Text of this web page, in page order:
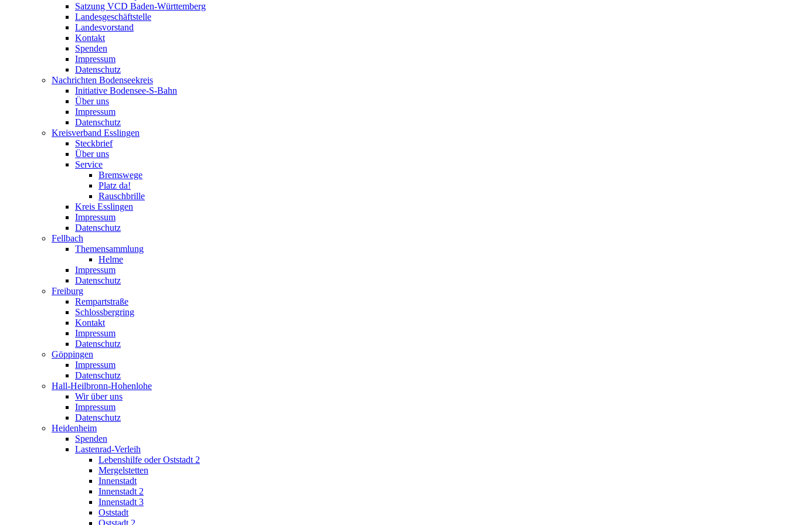
Satzung VCD Baden-Württemberg
Landesgeschäftstelle
Landesvorstand
Kontakt
Spenden
Impressum
Datenschutz
Nachrichten Bodenseekreis
Initiative Bodensee-S-Bahn
Über uns
Impressum
Datenschutz
Kreisverband Esslingen
Steckbrief
Über uns
Service
Bremswege
Platz da!
Rauschbrille
Kreis Esslingen
Impressum
Datenschutz
Fellbach
Themensammlung
Helme
Impressum
Datenschutz
Freiburg
Rempartstraße
Schlossbergring
Kontakt
Impressum
Datenschutz
Göppingen
Impressum
Datenschutz
Hall-Heilbronn-Hohenlohe
Wir über uns
Impressum
Datenschutz
Heidenheim
Spenden
Lastenrad-Verleih
Lebenshilfe oder Oststadt 2
Mergelstetten
Innenstadt
Innenstadt 2
Innenstadt 3
Oststadt
Oststadt 2